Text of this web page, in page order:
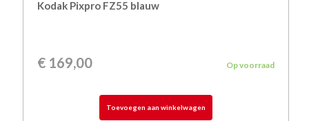
Kodak Pixpro FZ55 blauw
€169,00 Op voorraad
Toevoegen aan winkelwagen